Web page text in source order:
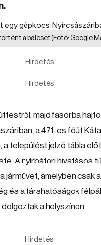
a baleset (Fotó: Google
Hirdetés
Hirdetés
majd fasorba
a 471-es főút
a települést jelző tábla
A nyírbátori hivatásos
járművet, amelyben csak
és a társhatóságok
a helyszínen.
Hirdetés